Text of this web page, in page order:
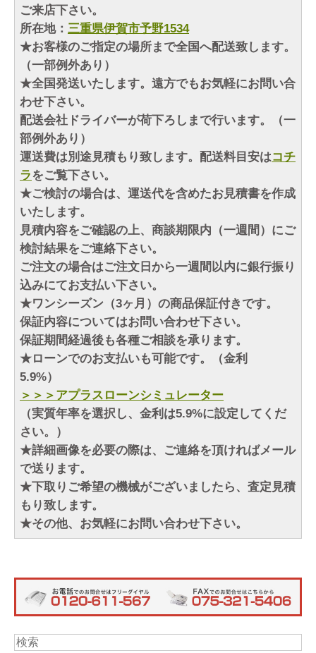
ご来店下さい。
所在地： 三重県伊賀市予野1534
★お客様のご指定の場所まで全国へ配送致します。
（一部例外あり）
★全国発送いたします。遠方でもお気軽にお問い合
わせ下さい。
配送会社ドライバーが荷下ろしまで行います。（一
部例外あり）
運送費は別途見積もり致します。配送料目安はコチ
ラをご覧下さい。
★ご検討の場合は、運送代を含めたお見積書を作成
いたします。
見積内容をご確認の上、商談期限内（一週間）にご
検討結果をご連絡下さい。
ご注文の場合はご注文日から一週間以内に銀行振り
込みにてお支払い下さい。
★ワンシーズン（3ヶ月）の商品保証付きです。
保証内容についてはお問い合わせ下さい。
保証期間経過後も各種ご相談を承ります。
★ローンでのお支払いも可能です。（金利
5.9%）
＞＞＞アプラスローンシミュレーター
（実質年率を選択し、金利は5.9%に設定してくだ
さい。）
★詳細画像を必要の際は、ご連絡を頂ければメール
で送ります。
★下取りご希望の機械がございましたら、査定見積
もり致します。
★その他、お気軽にお問い合わせ下さい。